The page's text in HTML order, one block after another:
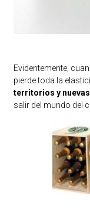
Evidentemente,
pierde toda la
territorios y
salir del mundo del